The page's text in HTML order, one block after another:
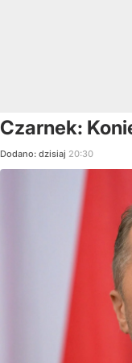
Czarnek:
Dodano: dzisiaj 20:30